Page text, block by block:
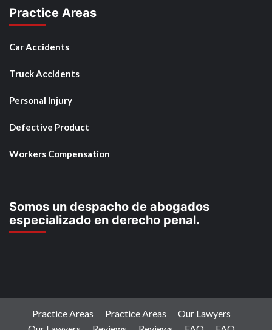
Practice Areas
Car Accidents
Truck Accidents
Personal Injury
Defective Product
Workers Compensation
Somos un despacho de abogados
especializado en derecho penal.
Practice Areas Practice Areas
Our Lawyers